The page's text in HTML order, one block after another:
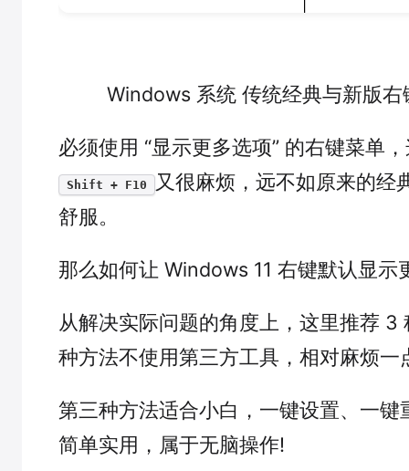
Windows 系统 传统经典与新版右
必须使用 “显示更多选项” 的右键菜单
Shift + F10
又很麻烦，远不如原来的经
舒服。
那么如何让 Windows 11 右键默认显示
从解决实际问题的角度上，这里推荐 3
种方法不使用第三方工具，相对麻烦一
第三种方法适合小白，一键设置、一键
简单实用，属于无脑操作!